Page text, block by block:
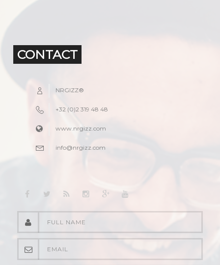
CONTACT
NRGIZZ®
+32 (0)2 319 48 48
www.nrgizz.com
info@nrgizz.com